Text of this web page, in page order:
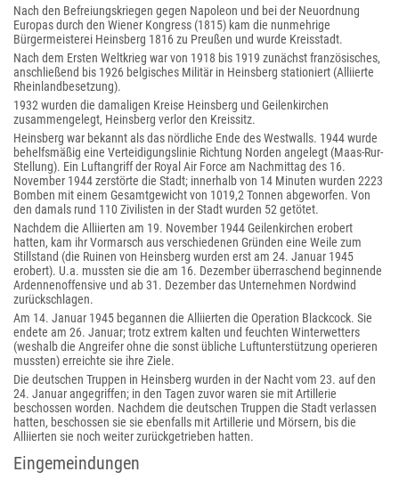
Nach den Befreiungskriegen gegen Napoleon und bei der Neuordnung
Europas durch den Wiener Kongress (1815) kam die nunmehrige
Bürgermeisterei Heinsberg 1816 zu Preußen und wurde Kreisstadt.
Nach dem Ersten Weltkrieg war von 1918 bis 1919 zunächst französisches,
anschließend bis 1926 belgisches Militär in Heinsberg stationiert (Alliierte
Rheinlandbesetzung).
1932 wurden die damaligen Kreise Heinsberg und Geilenkirchen
zusammengelegt, Heinsberg verlor den Kreissitz.
Heinsberg war bekannt als das nördliche Ende des Westwalls. 1944 wurde
behelfsmäßig eine Verteidigungslinie Richtung Norden angelegt (Maas-Rur-
Stellung). Ein Luftangriff der Royal Air Force am Nachmittag des 16.
November 1944 zerstörte die Stadt; innerhalb von 14 Minuten wurden 2223
Bomben mit einem Gesamtgewicht von 1019,2 Tonnen abgeworfen. Von
den damals rund 110 Zivilisten in der Stadt wurden 52 getötet.
Nachdem die Alliierten am 19. November 1944 Geilenkirchen erobert
hatten, kam ihr Vormarsch aus verschiedenen Gründen eine Weile zum
Stillstand (die Ruinen von Heinsberg wurden erst am 24. Januar 1945
erobert). U.a. mussten sie die am 16. Dezember überraschend beginnende
Ardennenoffensive und ab 31. Dezember das Unternehmen Nordwind
zurückschlagen.
Am 14. Januar 1945 begannen die Alliierten die Operation Blackcock. Sie
endete am 26. Januar; trotz extrem kalten und feuchten Winterwetters
(weshalb die Angreifer ohne die sonst übliche Luftunterstützung operieren
mussten) erreichte sie ihre Ziele.
Die deutschen Truppen in Heinsberg wurden in der Nacht vom 23. auf den
24. Januar angegriffen; in den Tagen zuvor waren sie mit Artillerie
beschossen worden. Nachdem die deutschen Truppen die Stadt verlassen
hatten, beschossen sie sie ebenfalls mit Artillerie und Mörsern, bis die
Alliierten sie noch weiter zurückgetrieben hatten.
Eingemeindungen